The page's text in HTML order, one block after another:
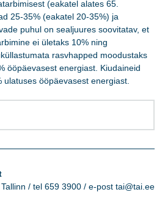
(eakatel alates 65.
25-35% (eakatel 20-35%) ja
puhul on sealjuures soovitatav, et
ei ületaks 10% ning
rasvhapped moodustaks
ööpäevasest energiast. Kiudaineid
ööpäevasest energiast.
/ tel 659 3900 / e-post tai@tai.ee